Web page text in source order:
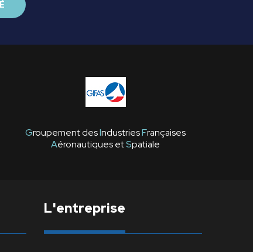
Groupement desIndustriesFrançaises
Aéronautiques etSpatiale
L'entreprise